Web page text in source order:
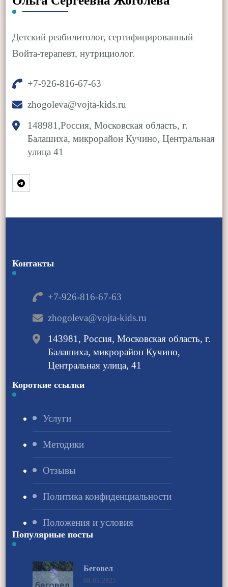
Детский реабилитолог, сертифицированный
Войта-терапевт, нутрициолог.
+7-926-816-67-63
zhogoleva@vojta-kids.ru
148981,Россия, Московская область, г.
Балашиха, микрорайон Кучино, Центральная
улица 41
Контакты
+7-926-816-67-63
zhogoleva@vojta-kids.ru
143981, Россия, Московская область, г.
Балашиха, микрорайон Кучино,
Центральная улица, 41
Короткие ссылки
Услуги
Методики
Отзывы
Политика конфиденциальности
Положения и условия
Популярные посты
Беговел
08.05.2025